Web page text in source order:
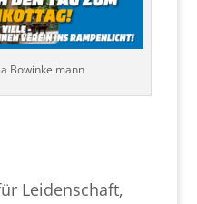
Bowinkelmann
Leidenschaft,